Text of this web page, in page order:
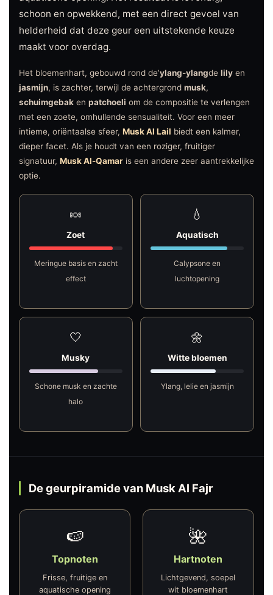
schoon en opwekkend, met een direct gevoel van
helderheid dat deze geur een uitstekende keuze
maakt voor overdag.
Het bloemenhart, gebouwd rond de’ylang-ylangde lily en
jasmijn, is zachter, terwijl de achtergrond musk,
schuimgebak en patchoeli om de compositie te verlengen
met een zoete, omhullende sensualiteit. Voor een meer
intieme, oriëntaalse sfeer, Musk Al Lail biedt een kalmer,
dieper facet. Als je houdt van een roziger, fruitiger
signatuur, Musk Al-Qamar is een andere zeer aantrekkelijke
optie.
🍬
Zoet
Meringue basis en zacht
effect
💧
Aquatisch
Calypsone en
luchtopening
🤍
Musky
Schone musk en zachte
halo
🌼
Witte bloemen
Ylang, lelie en jasmijn
De geurpiramide van Musk Al Fajr
🍉
Topnoten
Frisse, fruitige en
aquatische opening
🌺
Hartnoten
Lichtgevend, soepel
wit bloemenhart